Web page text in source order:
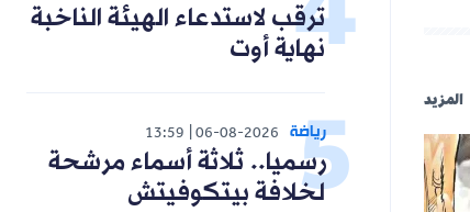
ترقب لاستدعاء الهيئة الناخبة
نهاية أوت
06-08-2026
13:59
رسميا.. ثلاثة أسماء مرشحة
لخلافة بيتكوفيتش